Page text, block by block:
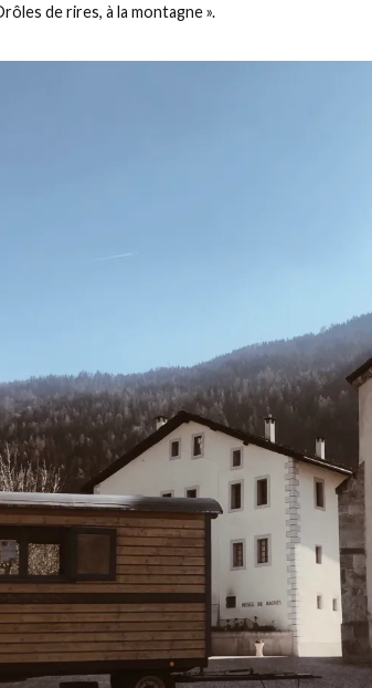
de rires, à la montagne ».